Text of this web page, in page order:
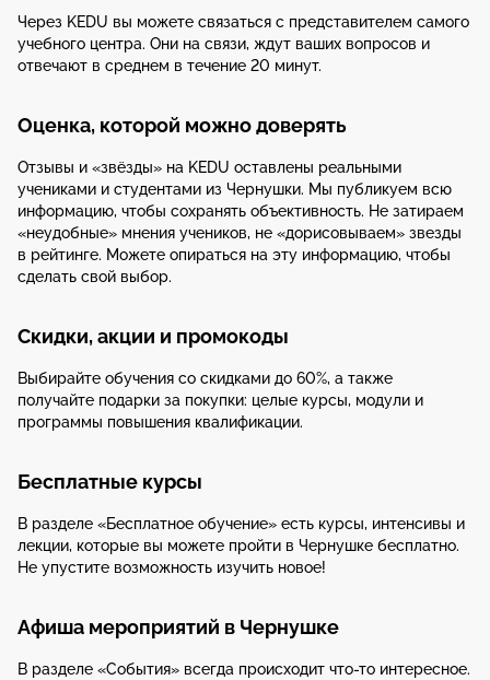
Через KEDU вы можете связаться с представителем самого
учебного центра. Они на связи, ждут ваших вопросов и
отвечают в среднем в течение 20 минут.
Оценка, которой можно доверять
Отзывы и «звёзды» на KEDU оставлены реальными
учениками и студентами из Чернушки. Мы публикуем всю
информацию, чтобы сохранять объективность. Не затираем
«неудобные» мнения учеников, не «дорисовываем» звезды
в рейтинге. Можете опираться на эту информацию, чтобы
сделать свой выбор.
Скидки, акции и промокоды
Выбирайте обучения со скидками до 60%, а также
получайте подарки за покупки: целые курсы, модули и
программы повышения квалификации.
Бесплатные курсы
В разделе «Бесплатное обучение» есть курсы, интенсивы и
лекции, которые вы можете пройти в Чернушке бесплатно.
Не упустите возможность изучить новое!
Афиша мероприятий в Чернушке
В разделе «События» всегда происходит что-то интересное.